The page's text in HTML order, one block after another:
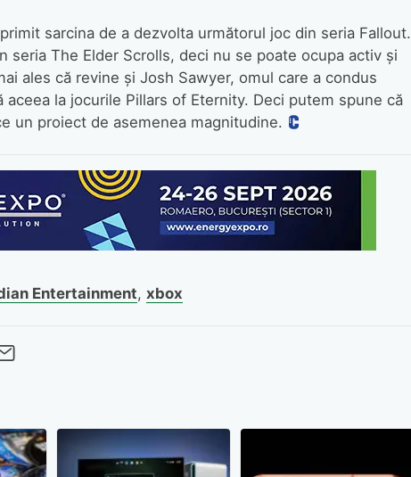
sarcina de a dezvolta următorul joc din seria Fallout.
seria The Elder Scrolls, deci nu se poate ocupa activ și
ales că revine și Josh Sawyer, omul care a condus
la jocurile Pillars of Eternity. Deci putem spune că
un proiect de asemenea magnitudine.
Entertainment, xbox
LinkedIn
pe Pinterest
prin whatsapp